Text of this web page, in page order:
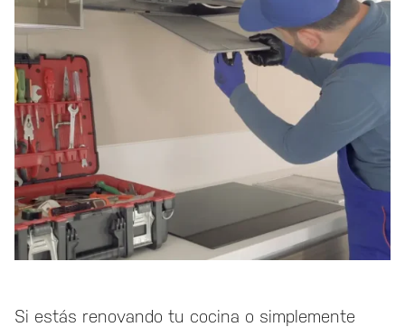
Si estás renovando tu cocina o simplemente